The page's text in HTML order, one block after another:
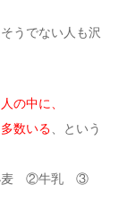
うでない人も沢
の中に、
数いる、という
小麦 ②牛乳 ③